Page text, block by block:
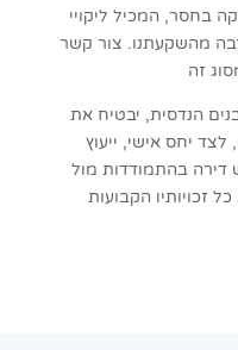
בחסר, המכיל ליקויי
מהשקעתנו. צור קשר
זה
הנדסית, יבטיח את
לצד יחס אישי, ייעוץ
דירה בהתמודדות מול
זכויותיו הקבועות